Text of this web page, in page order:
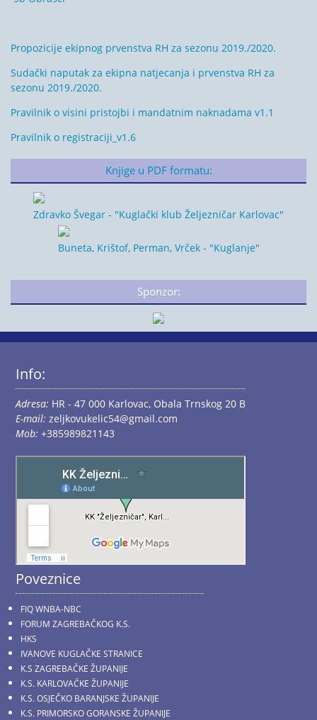
Propozicije ekipnog prvenstva RH za sezonu 2019./2020.
Sudački naputak za ekipna natjecanja i prvenstva RH za
sezonu 2019./2020.
Pravilnik o visini pristojbi i mandatnim naknadama v1.1
Pravilnik o registraciji_v1.6
Knjige u PDF formatu:
Zdravko Švegar - "Kuglački klub Željezničar Karlovac"
Buneta, Krištof, Perman, Vrček - "Kuglanje"
Sponzor:
Info:
Adresa: HR - 47 000 Karlovac, Obala Trnskog 20 B
E-mail: zeljkovukelic54@gmail.com
Mob: +385989821143
Poveznice
FIQ WNBA-NBC
FORUM ZAGREBAČKOG K.S.
HKS
IVANOVE KUGLAČKE STRANICE
K.S ZAGREBAČKE ŽUPANIJE
K.S. KARLOVAČKE ŽUPANIJE
K.S. OSJEČKO BARANJSKE ŽUPANIJE
K.S. PRIMORSKO GORANSKE ŽUPANIJE